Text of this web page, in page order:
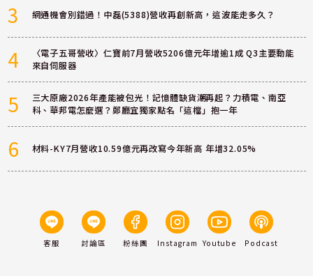
3 網通機會別錯過！中磊(5388)營收再創新高，這波能走多久？
4
〈電子五哥營收〉仁寶前7月營收5206億元年增逾1成 Q3主要動能
來自伺服器
5
三大原廠2026年產能被包光！記憶體缺貨潮再起？力積電、南亞
科、華邦電怎麼選？鄭廳宜獨家點名「這檔」抱一年
6 材料-KY7月營收10.59億元再改寫今年新高 年增32.05%
客服 討論區 粉絲團 Instagram Youtube Podcast